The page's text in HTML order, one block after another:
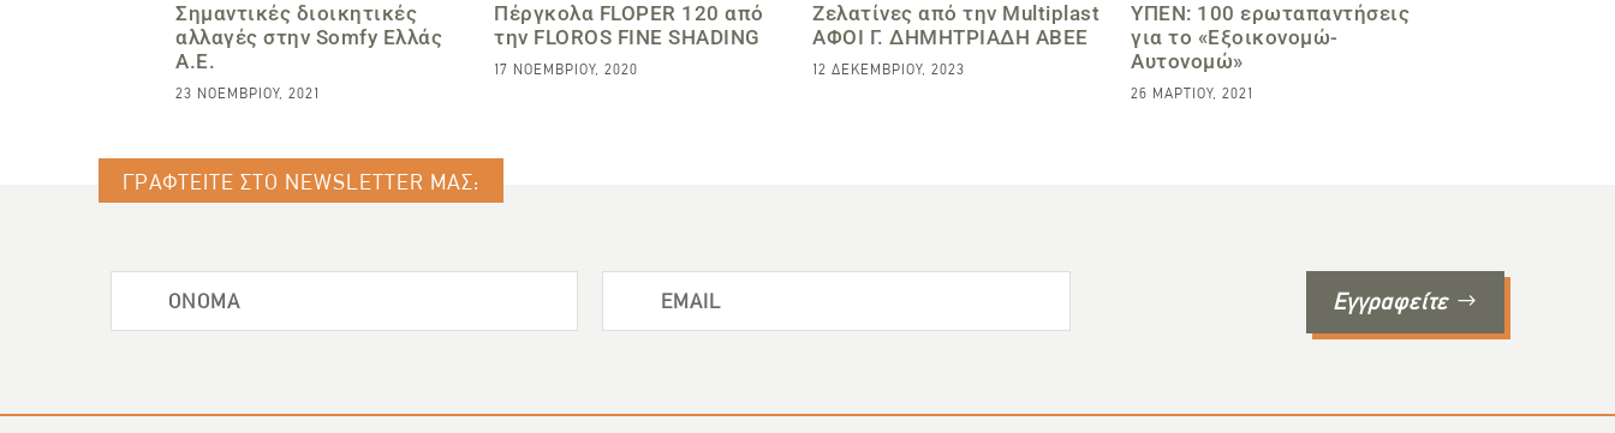
Σημαντικές διοικητικές
αλλαγές στην Somfy Ελλάς
Α.Ε.
23 ΝΟΕΜΒΡΊΟΥ, 2021
Πέργκολα FLOPER 120 από
την FLOROS FINE SHADING
17 ΝΟΕΜΒΡΊΟΥ, 2020
Ζελατίνες από την Multiplast
ΑΦΟΙ Γ. ΔΗΜΗΤΡΙΑΔΗ ΑΒΕΕ
12 ΔΕΚΕΜΒΡΊΟΥ, 2023
ΥΠΕΝ: 100 ερωταπαντήσεις
για το «Εξοικονομώ-
Αυτονομώ»
26 ΜΑΡΤΊΟΥ, 2021
ΓΡΑΦΤΕΙΤΕ ΣΤΟ NEWSLETTER ΜΑΣ:
Εγγραφείτε